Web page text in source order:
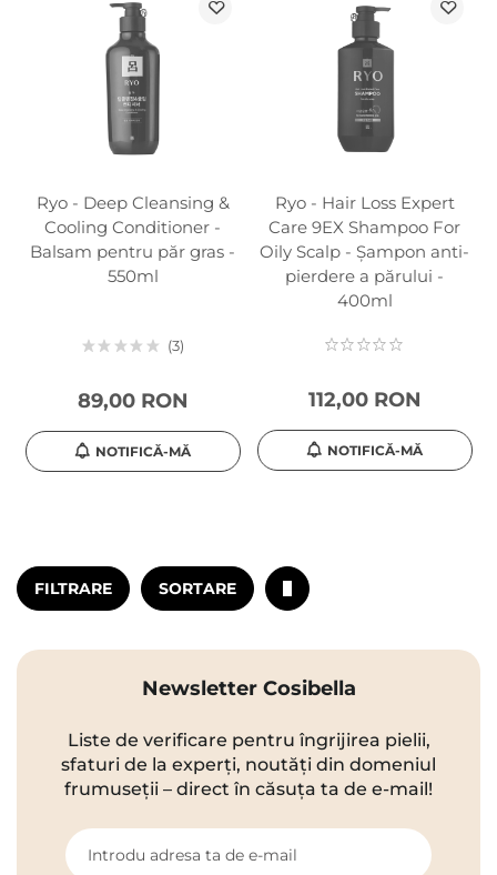
Ryo - Deep Cleansing &
Cooling Conditioner -
Balsam pentru păr gras -
550ml
3
89,00 RON
NOTIFICĂ-MĂ
Ryo - Hair Loss Expert
Care 9EX Shampoo For
Oily Scalp - Șampon anti-
pierdere a părului -
400ml
112,00 RON
NOTIFICĂ-MĂ
FILTRARE SORTARE
Newsletter Cosibella
Liste de verificare pentru îngrijirea pielii,
sfaturi de la experți, noutăți din domeniul
frumuseții – direct în căsuța ta de e-mail!
Introdu adresa ta de e-mail